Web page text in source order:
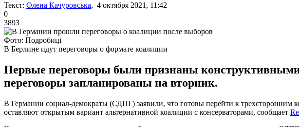
Текст: Олена Качуровська, 4 октября 2021, 11:42
0
3893
Фото: Подробиці
В Берлине идут переговоры о формате коалиции
Первые переговоры были признаны
переговоры запланированы на вторник.
В Германии социал-демократы (СДПГ) заявили, что готовы перейти к
оставляют открытым вариант альтернативной коалиции с консерваторами, сообщает